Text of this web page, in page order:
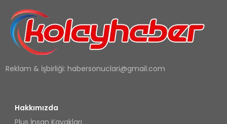
Reklam & İşbirliği: habersonuclari@gmail.com
Hakkımızda